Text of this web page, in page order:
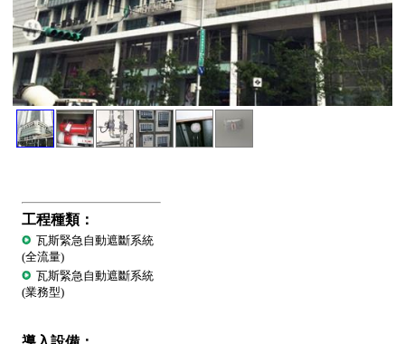
工程種類：
瓦斯緊急自動遮斷系統
(全流量)
瓦斯緊急自動遮斷系統
(業務型)